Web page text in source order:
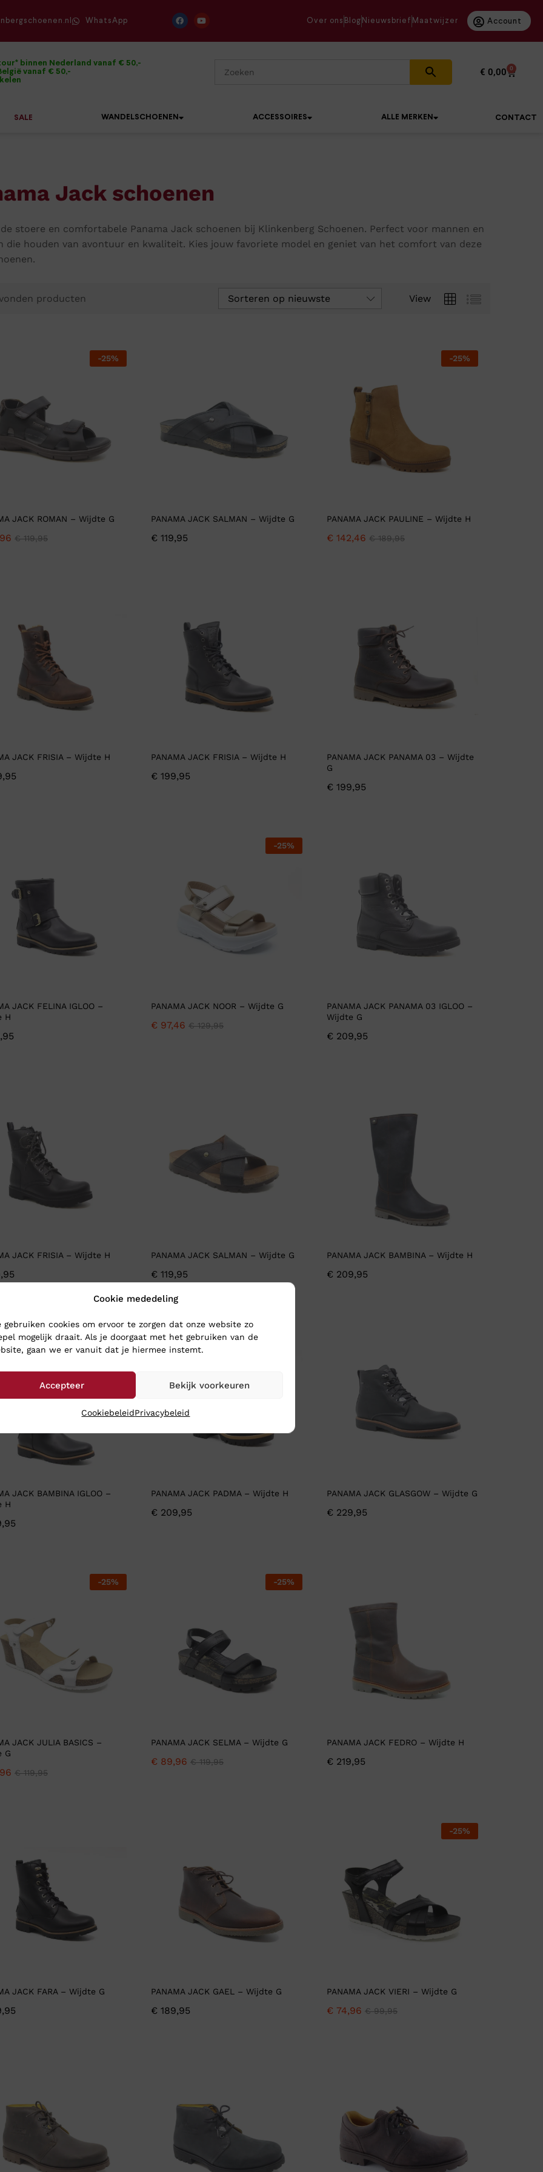
Cookie mededeling
gebruiken cookies om ervoor te zorgen dat onze website zo
mogelijk draait. Als je doorgaat met het gebruiken van de
gaan we er vanuit dat je hiermee instemt.
Accepteer Bekijk voorkeuren
CookiebeleidPrivacybeleid
WhatsApp Over ons Blog Nieuwsbrief Maatwijzer Account
binnen Nederland vanaf € 50,-
vanaf € 50,-
€ 0,00 0
Sandalen
Wandelschoenen
Sneakers
SALE WANDELSCHOENEN ACCESSOIRES ALLE MERKEN
Mephisto
Waldläufer
CONTACT
Jack schoenen
stoere en comfortabele Panama Jack schoenen bij Klinkenberg Schoenen. Perfect voor mannen en
die houden van avontuur en kwaliteit. Kies jouw favoriete model en geniet van het comfort van deze
producten View
Sorteren op nieuwste
-25%
JACK ROMAN – Wijdte G
€119,95
PANAMA JACK SALMAN – Wijdte G
€119,95
-25%
PANAMA JACK PAULINE – Wijdte H
€142,46 €189,95
JACK FRISIA – Wijdte H PANAMA JACK FRISIA – Wijdte H
€199,95
PANAMA JACK PANAMA 03 – Wijdte
G
€199,95
JACK FELINA IGLOO –
H
-25%
PANAMA JACK NOOR – Wijdte G
€97,46 €129,95
PANAMA JACK PANAMA 03 IGLOO –
Wijdte G
€209,95
JACK FRISIA – Wijdte H PANAMA JACK SALMAN – Wijdte G
€119,95
PANAMA JACK BAMBINA – Wijdte H
€209,95
JACK BAMBINA IGLOO –
H
PANAMA JACK PADMA – Wijdte H
€209,95
PANAMA JACK GLASGOW – Wijdte G
€229,95
-25%
JACK JULIA BASICS –
G
€119,95
-25%
PANAMA JACK SELMA – Wijdte G
€89,96 €119,95
PANAMA JACK FEDRO – Wijdte H
€219,95
JACK FARA – Wijdte G PANAMA JACK GAEL – Wijdte G
€189,95
-25%
PANAMA JACK VIERI – Wijdte G
€74,96 €99,95